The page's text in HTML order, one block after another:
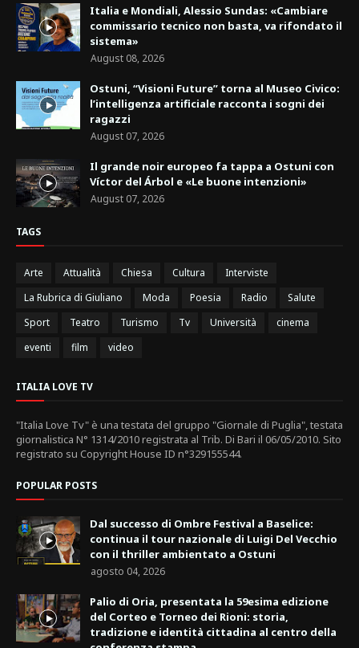
Italia e Mondiali, Alessio Sundas: «Cambiare
commissario tecnico non basta, va rifondato il
sistema»
August 08, 2026
Ostuni, “Visioni Future” torna al Museo Civico:
l’intelligenza artificiale racconta i sogni dei
ragazzi
August 07, 2026
Il grande noir europeo fa tappa a Ostuni con
Víctor del Árbol e «Le buone intenzioni»
August 07, 2026
TAGS
Arte Attualità Chiesa Cultura
Interviste
La Rubrica di Giuliano
Moda Poesia Radio
Salute
Sport
Teatro Turismo Tv Università
cinema
eventi
film video
ITALIA LOVE TV
"Italia Love Tv" è una testata del gruppo "Giornale di Puglia", testata
giornalistica N° 1314/2010 registrata al Trib. Di Bari il 06/05/2010. Sito
registrato su Copyright House ID n°329155544.
POPULAR POSTS
Dal successo di Ombre Festival a Baselice:
continua il tour nazionale di Luigi Del Vecchio
con il thriller ambientato a Ostuni
agosto 04, 2026
Palio di Oria, presentata la 59esima edizione
del Corteo e Torneo dei Rioni: storia,
tradizione e identità cittadina al centro della